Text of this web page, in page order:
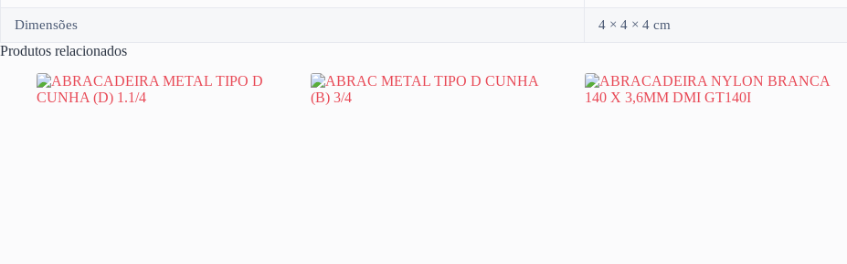
Dimensões 4 × 4 × 4 cm
Produtos relacionados